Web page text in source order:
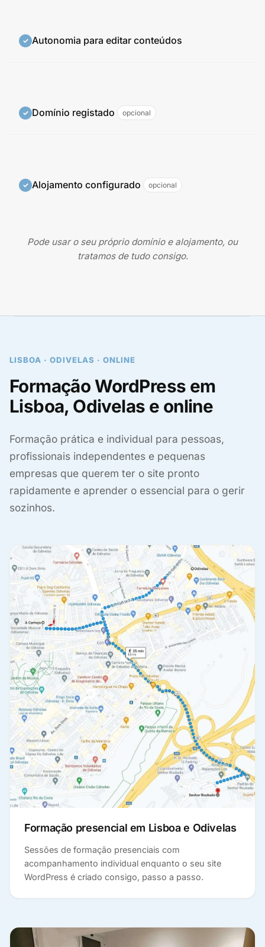
Autonomia para editar conteúdos
Domínio registado opcional
Alojamento configurado opcional
Pode usar o seu próprio domínio e alojamento, ou
tratamos de tudo consigo.
LISBOA · ODIVELAS · ONLINE
Formação WordPress em
Lisboa, Odivelas e online
Formação prática e individual para pessoas,
profissionais independentes e pequenas
empresas que querem ter o site pronto
rapidamente e aprender o essencial para o gerir
sozinhos.
Formação presencial em Lisboa e Odivelas
Sessões de formação presenciais com
acompanhamento individual enquanto o seu site
WordPress é criado consigo, passo a passo.